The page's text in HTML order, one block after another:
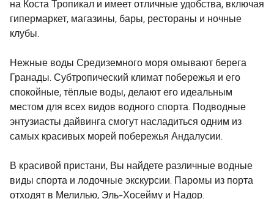
на Коста Тропикал и имеет отличные удобства, включая
гипермаркет, магазины, бары, рестораны и ночные
клубы.
Нежные воды Средиземного моря омывают берега
Гранады. Субтропический климат побережья и его
спокойные, тёплые воды, делают его идеальным
местом для всех видов водного спорта. Подводные
энтузиасты дайвинга смогут насладиться одним из
самых красивых морей побережья Андалусии.
В красивой пристани, Вы найдете различные водные
виды спорта и лодочные экскурсии. Паромы из порта
отходят в Мелилью, Эль-Хосейму и Надор.